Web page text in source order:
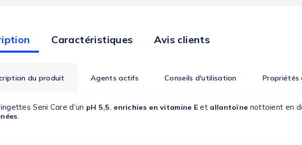
Caractéristiques Avis clients
du produit Agents actifs Conseils d'utilisation Propriétés
Seni Care d’un pH 5,5, enrichies en vitamine E et allantoïne nottoient en
.